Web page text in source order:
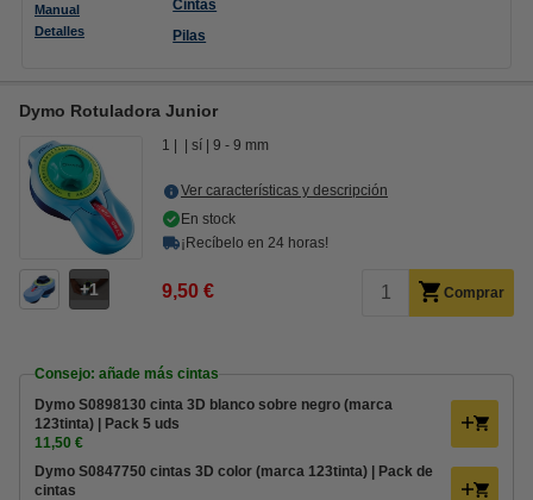
Manual
Detalles
Cintas
Pilas
Dymo Rotuladora Junior
1
1 sí 9 - 9 mm
Ver características y descripción
En stock
¡Recíbelo en 24 horas!
9,50 € Comprar
Consejo: añade más cintas
Dymo S0898130 cinta 3D blanco sobre negro (marca
123tinta) | Pack 5 uds
11,50 €
Dymo S0847750 cintas 3D color (marca 123tinta) | Pack de
cintas